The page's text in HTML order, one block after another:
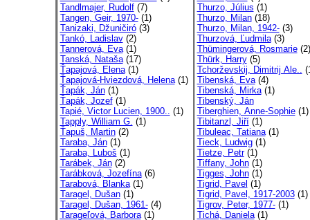
Tandlmajer, Rudolf(7)
Tangen, Geir, 1970-(1)
Tanizaki, Džuničiró(3)
Tankó, Ladislav(2)
Tannerová, Eva(1)
Tanská, Nataša(17)
Ťapajová, Elena(1)
Ťapajová-Hviezdová, Helena(1)
Ťapák, Ján(1)
Ťapák, Jozef(1)
Tapié, Victor Lucien, 1900.. (1)
Tapply, William G. (1)
Ťapuš, Martin(2)
Taraba, Ján(1)
Taraba, Luboš (1)
Tarábek, Ján(2)
Tarábková, Jozefína(6)
Tarabová, Blanka(1)
Taragel, Dušan(1)
Taragel, Dušan, 1961-(4)
Tarageľová, Barbora(1)
Thurzo, Július (1)
Thurzo, Milan(18)
Thurzo, Milan, 1942-(3)
Thurzová, Ľudmila(3)
Thümingerová, Rosmarie(2)
Thürk, Harry(5)
Tchorževskij, Dimitrij Ale..
Tibenská, Eva(4)
Tibenská, Mirka(1)
Tibenský, Ján
Tiberghien, Anne-Sophie(1)
Tibitanzl, Jiří(1)
Tibuleac, Tatiana(1)
Tieck, Ludwig(1)
Tietze, Petr(1)
Tiffany, John(1)
Tigges, John(1)
Tigrid, Pavel (1)
Tigrid, Pavel, 1917-2003(1)
Tigrov, Peter, 1977-(1)
Tichá, Daniela(1)